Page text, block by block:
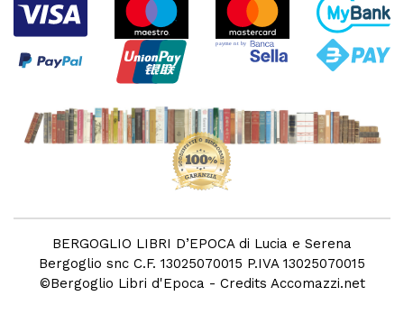
BERGOGLIO LIBRI D’EPOCA di Lucia e Serena
Bergoglio snc C.F. 13025070015 P.IVA 13025070015
©Bergoglio Libri d'Epoca - Credits Accomazzi.net